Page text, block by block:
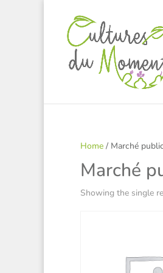
Home / Marché public
Marché
Showing the single